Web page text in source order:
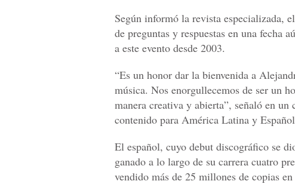
Según informó la revista especializada,
de preguntas y respuestas en una fecha
a este evento desde 2003.
“Es un honor dar la bienvenida a
música. Nos enorgullecemos de ser un
manera creativa y abierta”, señaló en
contenido para América Latina y
El español, cuyo debut discográfico se
ganado a lo largo de su carrera cuatro
vendido más de 25 millones de copias